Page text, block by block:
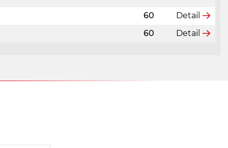
60
Detail
60
Detail